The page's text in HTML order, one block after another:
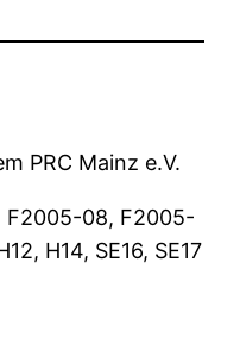
PRC Mainz e.V.
F2005-08, F2005-
H14, SE16, SE17